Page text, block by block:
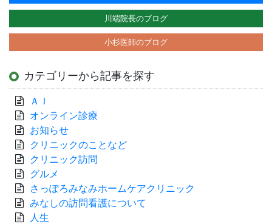
川端院長のブログ
小杉医師のブログ
カテゴリーから記事を探す
ＡＩ
オンライン診療
お知らせ
クリニックのことなど
クリニック訪問
グルメ
さっぽろみなみホームケアクリニック
みなしの訪問看護について
人生